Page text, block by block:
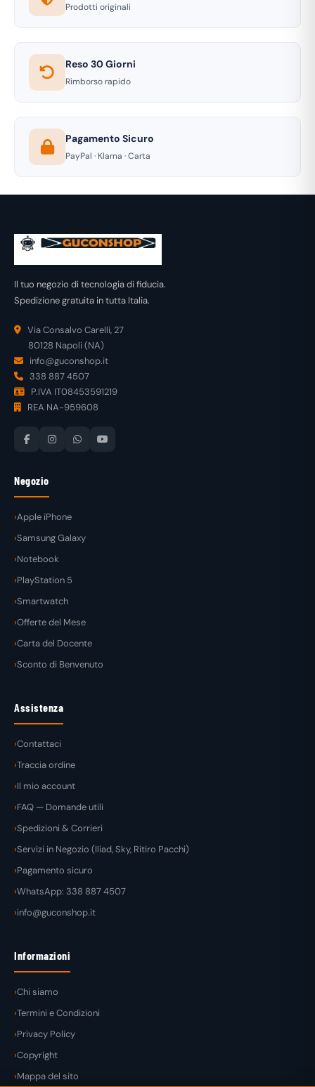
Prodotti originali
Reso 30 Giorni
Rimborso rapido
Pagamento Sicuro
PayPal · Klarna · Carta
Il tuo negozio di tecnologia di fiducia.
Spedizione gratuita in tutta Italia.
Via Consalvo Carelli, 27
80128 Napoli (NA)
info@guconshop.it
338 887 4507
P.IVA IT08453591219
REA NA-959608
Negozio
Apple iPhone
Samsung Galaxy
Notebook
PlayStation 5
Smartwatch
Offerte del Mese
Carta del Docente
Sconto di Benvenuto
Assistenza
Contattaci
Traccia ordine
Il mio account
FAQ — Domande utili
Spedizioni & Corrieri
Servizi in Negozio (Iliad, Sky, Ritiro Pacchi)
Pagamento sicuro
WhatsApp: 338 887 4507
info@guconshop.it
Informazioni
Chi siamo
Termini e Condizioni
Privacy Policy
Copyright
Mappa del sito